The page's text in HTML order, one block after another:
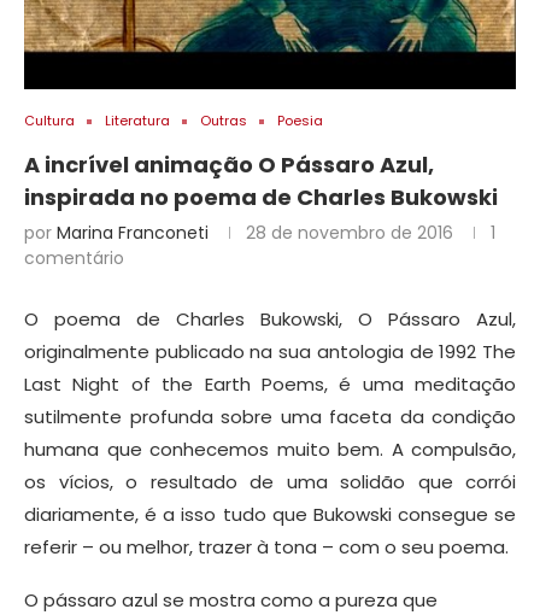
Cultura Literatura Outras Poesia
A incrível animação O Pássaro Azul,
inspirada no poema de Charles Bukowski
por Marina Franconeti 28 de novembro de 2016
1
comentário
O poema de Charles Bukowski, O Pássaro Azul,
originalmente publicado na sua antologia de 1992 The
Last Night of the Earth Poems, é uma meditação
sutilmente profunda sobre uma faceta da condição
humana que conhecemos muito bem. A compulsão,
os vícios, o resultado de uma solidão que corrói
diariamente, é a isso tudo que Bukowski consegue se
referir – ou melhor, trazer à tona – com o seu poema.
O pássaro azul se mostra como a pureza que